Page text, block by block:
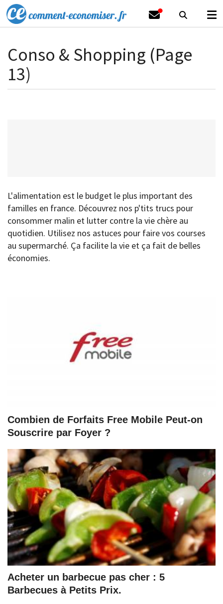
Conso & Shopping (Page
13)
L'alimentation est le budget le plus important des
familles en france. Découvrez nos p'tits trucs pour
consommer malin et lutter contre la vie chère au
quotidien. Utilisez nos astuces pour faire vos courses
au supermarché. Ça facilite la vie et ça fait de belles
économies.
Combien de Forfaits Free Mobile Peut-on
Souscrire par Foyer ?
Acheter un barbecue pas cher : 5
Barbecues à Petits Prix.